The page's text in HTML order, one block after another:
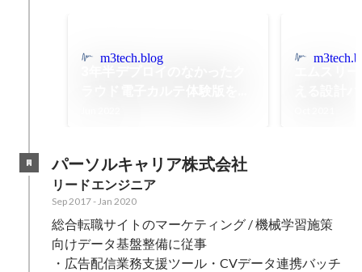
m3tech.blog
パーソルキャリア株式会社
リードエンジニア
Sep 2017-Jan 2020
総合転職サイトのマーケティング / 機械学習施策
向けデータ基盤整備に従事
・広告配信業務支援ツール・CVデータ連携バッチ